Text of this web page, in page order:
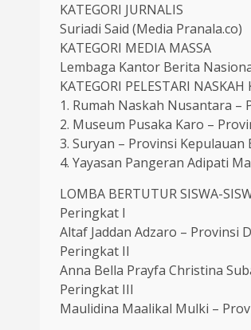
KATEGORI JURNALIS
Suriadi Said (Media Pranala.co)
KATEGORI MEDIA MASSA
Lembaga Kantor Berita
KATEGORI PELESTARI NASKAH
1. Rumah Naskah Nusantara –
2. Museum Pusaka Karo –
3. Suryan – Provinsi
4. Yayasan Pangeran Adipati
LOMBA BERTUTUR SISWA-
Peringkat I
Altaf Jaddan Adzaro – Provinsi
Peringkat II
Anna Bella Prayfa Christina
Peringkat III
Maulidina Maalikal Mulki –